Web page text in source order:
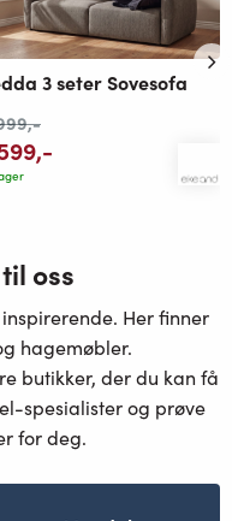
3 seter Sovesofa
,-
,-
oss
Her finner
hagemøbler.
butikker, der du kan få
spesialister og prøve
for deg.